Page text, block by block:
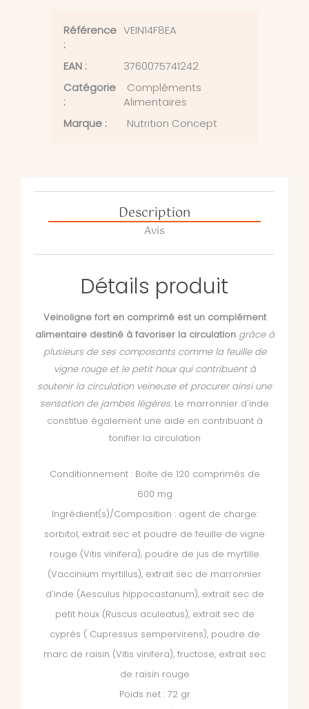
Référence
:
VEIN14F8EA
EAN :
3760075741242
Catégorie
:
Compléments
Alimentaires
Marque :
Nutrition Concept
Description
Avis
Détails produit
Veinoligne fort en comprimé est un complément
alimentaire destiné à favoriser la circulation grâce à
plusieurs de ses composants comme la feuille de
vigne rouge et le petit houx qui contribuent à
soutenir la circulation veineuse et procurer ainsi une
sensation de jambes légères. Le marronnier d'inde
constitue également une aide en contribuant à
tonifier la circulation
Conditionnement : Boite de 120 comprimés de
600 mg
Ingrédient(s)/Composition : agent de charge:
sorbitol, extrait sec et poudre de feuille de vigne
rouge (Vitis vinifera), poudre de jus de myrtille
(Vaccinium myrtillus), extrait sec de marronnier
d'inde (Aesculus hippocastanum), extrait sec de
petit houx (Ruscus aculeatus), extrait sec de
cyprès ( Cupressus sempervirens), poudre de
marc de raisin (Vitis vinifera), fructose, extrait sec
de raisin rouge
Poids net : 72 gr